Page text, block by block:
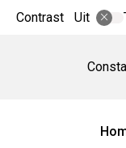
Contrast Uit
Papendrecht